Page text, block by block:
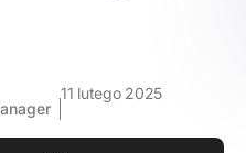
11 lutego 2025